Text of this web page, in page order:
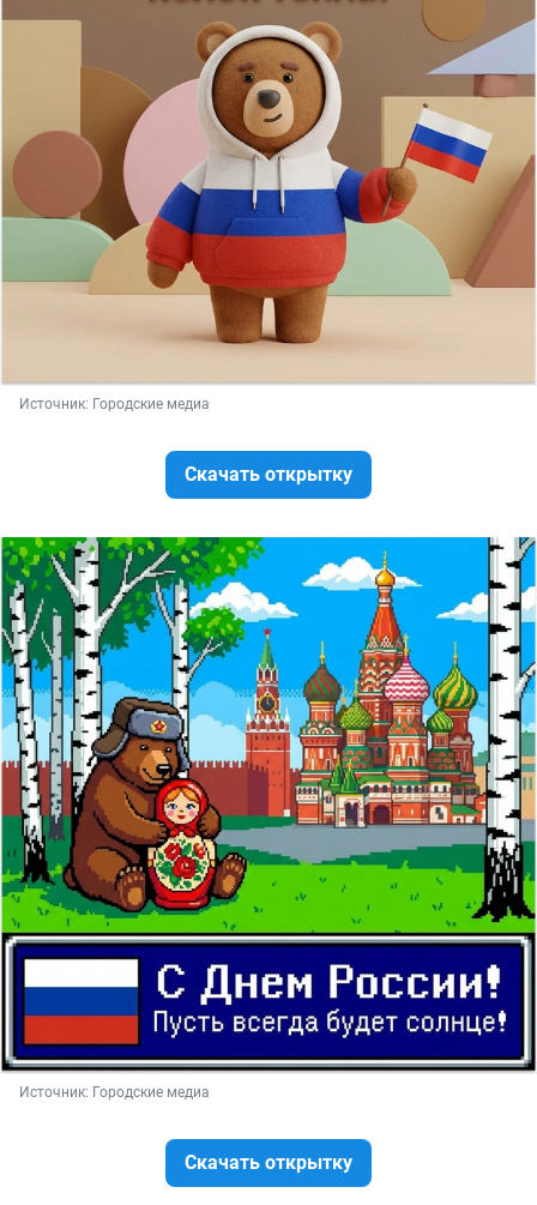
Источник: Городские медиа
Скачать открытку
Источник: Городские медиа
Скачать открытку